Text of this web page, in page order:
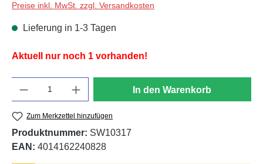
Preise inkl. MwSt. zzgl. Versandkosten
Lieferung in 1-3 Tagen
Aktuell nur noch 1 vorhanden!
In den Warenkorb
Zum Merkzettel hinzufügen
Produktnummer: SW10317
EAN: 4014162240828